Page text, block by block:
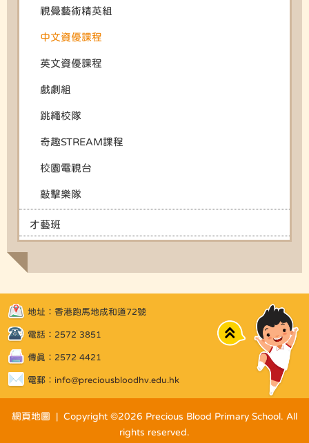
視覺藝術精英組
中文資優課程
英文資優課程
戲劇組
跳繩校隊
奇趣STREAM課程
校園電視台
敲擊樂隊
才藝班
地址：香港跑馬地成和道72號
電話：2572 3851
傳真：2572 4421
電郵： info@preciousbloodhv.edu.hk
Top
網頁地圖 | Copyright ©2026 Precious Blood Primary School. All
rights reserved.